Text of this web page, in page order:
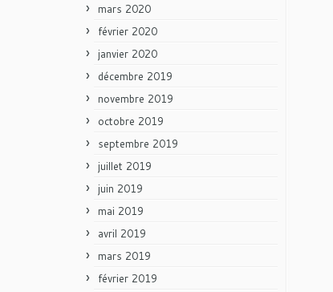
mars 2020
février 2020
janvier 2020
décembre 2019
novembre 2019
octobre 2019
septembre 2019
juillet 2019
juin 2019
mai 2019
avril 2019
mars 2019
février 2019